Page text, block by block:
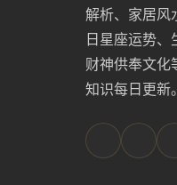
解析、家居风
日星座运势、
财神供奉文化
知识每日更新。